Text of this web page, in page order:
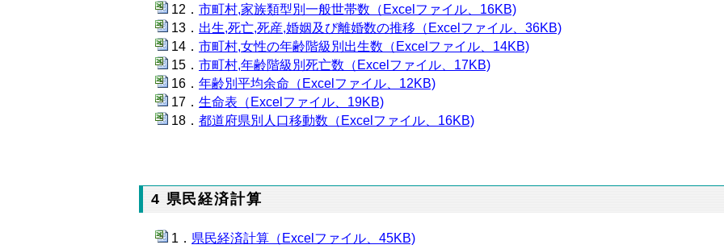
市町村,家族類型別一般世帯数（Excelファイル、16KB)
出生,死亡,死産,婚姻及び離婚数の推移（Excelファイル、36KB)
市町村,女性の年齢階級別出生数（Excelファイル、14KB)
市町村,年齢階級別死亡数（Excelファイル、17KB)
年齢別平均余命（Excelファイル、12KB)
生命表（Excelファイル、19KB)
都道府県別人口移動数（Excelファイル、16KB)
4 県民経済計算
県民経済計算（Excelファイル、45KB)